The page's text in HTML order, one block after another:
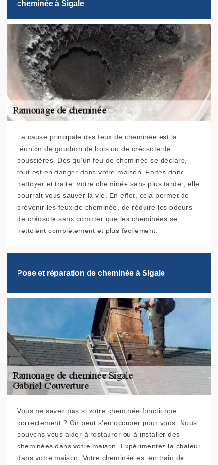
cheminée à Sigale
La cause principale des feux de cheminée est la
réunion de goudron de bois ou de créosote de
poussières. Dès qu'un feu de cheminée se déclare,
tout est en danger dans votre maison. Faites donc
nettoyer et traiter votre cheminée sans plus tarder, elle
pourrait vous sauver la vie. En effet, cela permet de
prévenir les feux de cheminée, de réduire les odeurs
de créosote sans compter que les cheminées se
nettoient complètement et plus facilement.
Pose et réparation de cheminée à Sigale
Vous ne savez pas si votre cheminée fonctionne
correctement ? On peut s’en occuper pour vous. Nous
pouvons vous aider à restaurer ou à installer des
cheminées dans votre maison. Expérimentez la chaleur
dans votre maison. Votre cheminée est en train de